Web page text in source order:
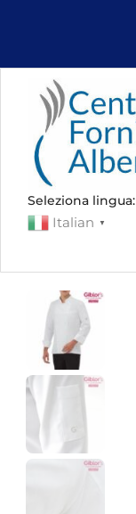
Seleziona lingua:
Italian ▼